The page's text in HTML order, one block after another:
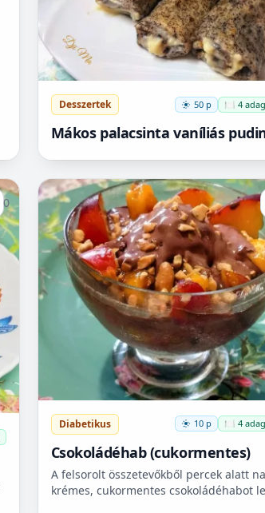
Desszertek 50 p 🍽️ 4 adag
Mákos palacsinta vaníliás
0
Diabetikus 10 p 🍽️ 4 adag
Csokoládéhab (cukormentes)
A felsorolt összetevőkből percek alatt
krémes, cukormentes csokoládéhabot